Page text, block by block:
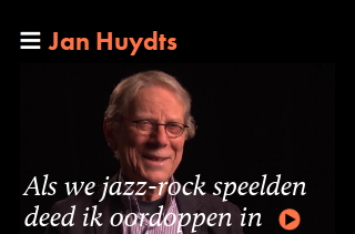
Jan Huydts
Als we jazz-rock speelden
deed ik oordoppen in